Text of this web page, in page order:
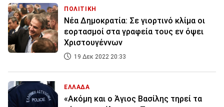
ΠΟΛΙΤΙΚΗ
Νέα Δημοκρατία: Σε γιορτινό κλίμα οι
εορτασμοί στα γραφεία τους εν όψει
Χριστουγέννων
19 Δεκ 2022 20:33
ΕΛΛΑΔΑ
«Ακόμη και ο Άγιος Βασίλης τηρεί τα